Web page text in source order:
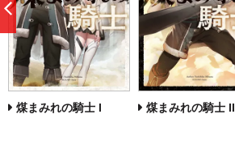
煤まみれの騎士 I 煤まみれの騎士 II
前
へ